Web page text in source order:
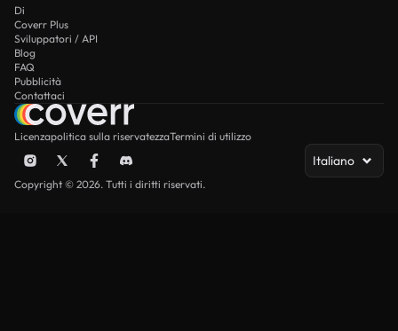
Di
Coverr Plus
Sviluppatori / API
Blog
FAQ
Pubblicità
Contattaci
Licenzapolitica sulla riservatezzaTermini di utilizzo
Italiano
Copyright © 2026. Tutti i diritti riservati.